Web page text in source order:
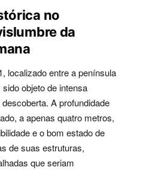
no
da
localizado entre a península
objeto de intensa
A profundidade
a apenas quatro metros,
e o bom estado de
de suas estruturas,
que seriam